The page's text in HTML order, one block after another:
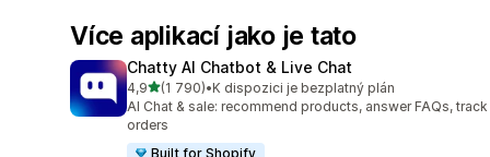
Více aplikací jako je tato
Chatty AI Chatbot & Live Chat
4,9z 5 hvězd
(1 790)
Celkový počet recenzí: 1790
•K dispozici je bezplatný plán
AI Chat & sale: recommend products, answer FAQs, track
orders
Built for Shopify